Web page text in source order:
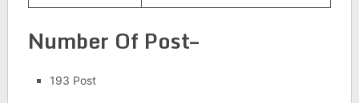
Number Of Post–
193 Post